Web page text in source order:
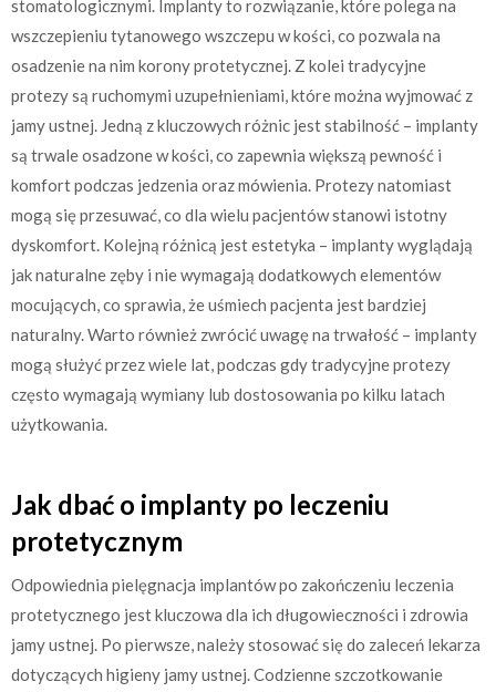
stomatologicznymi. Implanty to rozwiązanie, które polega na
wszczepieniu tytanowego wszczepu w kości, co pozwala na
osadzenie na nim korony protetycznej. Z kolei tradycyjne
protezy są ruchomymi uzupełnieniami, które można wyjmować z
jamy ustnej. Jedną z kluczowych różnic jest stabilność – implanty
są trwale osadzone w kości, co zapewnia większą pewność i
komfort podczas jedzenia oraz mówienia. Protezy natomiast
mogą się przesuwać, co dla wielu pacjentów stanowi istotny
dyskomfort. Kolejną różnicą jest estetyka – implanty wyglądają
jak naturalne zęby i nie wymagają dodatkowych elementów
mocujących, co sprawia, że uśmiech pacjenta jest bardziej
naturalny. Warto również zwrócić uwagę na trwałość – implanty
mogą służyć przez wiele lat, podczas gdy tradycyjne protezy
często wymagają wymiany lub dostosowania po kilku latach
użytkowania.
Jak dbać o implanty po leczeniu
protetycznym
Odpowiednia pielęgnacja implantów po zakończeniu leczenia
protetycznego jest kluczowa dla ich długowieczności i zdrowia
jamy ustnej. Po pierwsze, należy stosować się do zaleceń lekarza
dotyczących higieny jamy ustnej. Codzienne szczotkowanie